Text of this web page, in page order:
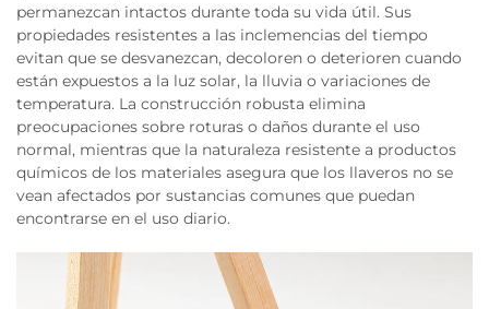
permanezcan intactos durante toda su vida útil. Sus
propiedades resistentes a las inclemencias del tiempo
evitan que se desvanezcan, decoloren o deterioren cuando
están expuestos a la luz solar, la lluvia o variaciones de
temperatura. La construcción robusta elimina
preocupaciones sobre roturas o daños durante el uso
normal, mientras que la naturaleza resistente a productos
químicos de los materiales asegura que los llaveros no se
vean afectados por sustancias comunes que puedan
encontrarse en el uso diario.